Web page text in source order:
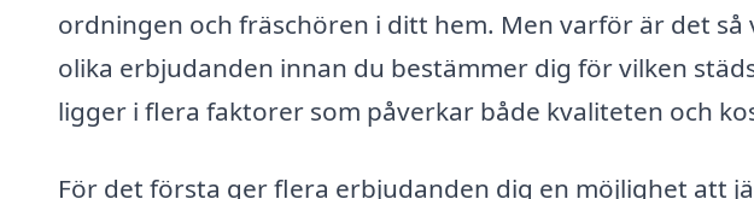
ordningen och fräschören i ditt hem. Men varför är det
olika erbjudanden innan du bestämmer dig för vilken
ligger i flera faktorer som påverkar både kvaliteten och
För det första ger flera erbjudanden dig en möjlighet att